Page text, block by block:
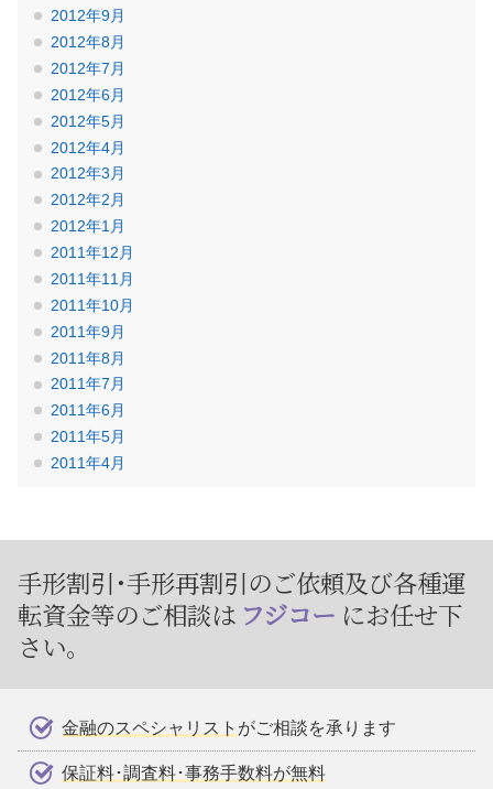
2012年9月
2012年8月
2012年7月
2012年6月
2012年5月
2012年4月
2012年3月
2012年2月
2012年1月
2011年12月
2011年11月
2011年10月
2011年9月
2011年8月
2011年7月
2011年6月
2011年5月
2011年4月
手形割引･手形再割引のご依頼及び各種運
転資金等のご相談は フジコー にお任せ下
さい。
金融のスペシャリスト がご相談を承ります
保証料･調査料･事務手数料が無料